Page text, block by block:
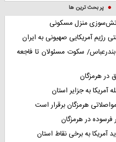
پر بحث ترین ها
رژیم آمریکایی صهیونی به ایران
سکوت مسئولان تا فاجعه
در هرمزگان
به جزایر استان
هرمزگان برقرار است
آمریکا به برخی نقاط استان